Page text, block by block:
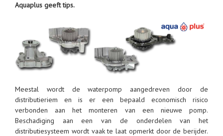
Aquaplus geeft tips.
Meestal wordt de waterpomp aangedreven door de
distributieriem en is er een bepaald economisch risico
verbonden aan het monteren van een nieuwe pomp.
Beschadiging aan een van de onderdelen van het
distributiesysteem wordt vaak te laat opmerkt door de berijder.